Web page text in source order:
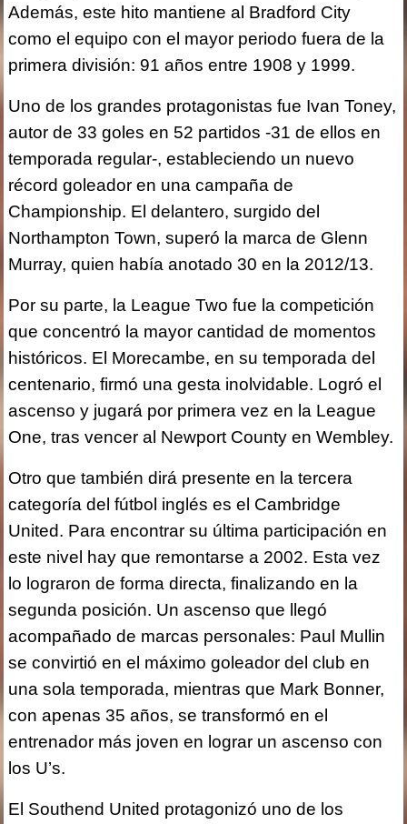
Además, este hito mantiene al Bradford City
como el equipo con el mayor periodo fuera de la
primera división: 91 años entre 1908 y 1999.
Uno de los grandes protagonistas fue Ivan Toney,
autor de 33 goles en 52 partidos -31 de ellos en
temporada regular-, estableciendo un nuevo
récord goleador en una campaña de
Championship. El delantero, surgido del
Northampton Town, superó la marca de Glenn
Murray, quien había anotado 30 en la 2012/13.
Por su parte, la League Two fue la competición
que concentró la mayor cantidad de momentos
históricos. El Morecambe, en su temporada del
centenario, firmó una gesta inolvidable. Logró el
ascenso y jugará por primera vez en la League
One, tras vencer al Newport County en Wembley.
Otro que también dirá presente en la tercera
categoría del fútbol inglés es el Cambridge
United. Para encontrar su última participación en
este nivel hay que remontarse a 2002. Esta vez
lo lograron de forma directa, finalizando en la
segunda posición. Un ascenso que llegó
acompañado de marcas personales: Paul Mullin
se convirtió en el máximo goleador del club en
una sola temporada, mientras que Mark Bonner,
con apenas 35 años, se transformó en el
entrenador más joven en lograr un ascenso con
los U’s.
El Southend United protagonizó uno de los